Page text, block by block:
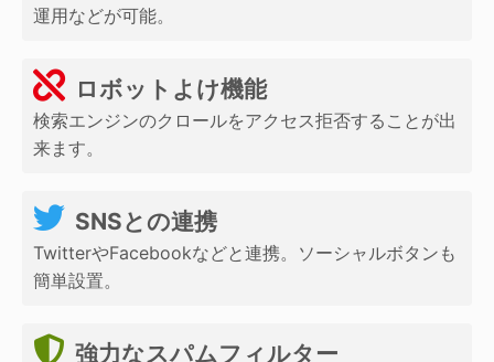
運用などが可能。
ロボットよけ機能
検索エンジンのクロールをアクセス拒否することが出
来ます。
SNSとの連携
TwitterやFacebookなどと連携。ソーシャルボタンも
簡単設置。
強力なスパムフィルター